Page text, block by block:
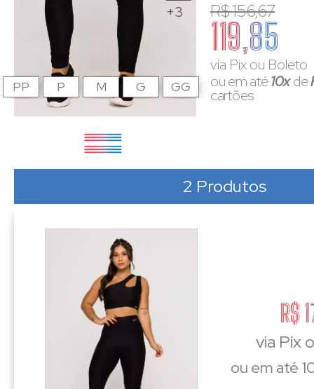
+3 R$ 156,67
119,85
via Pix ou Boleto
ou em até10xde
cartões
PP P M G GG
2 Produtos
R$
via Pix
ou em até